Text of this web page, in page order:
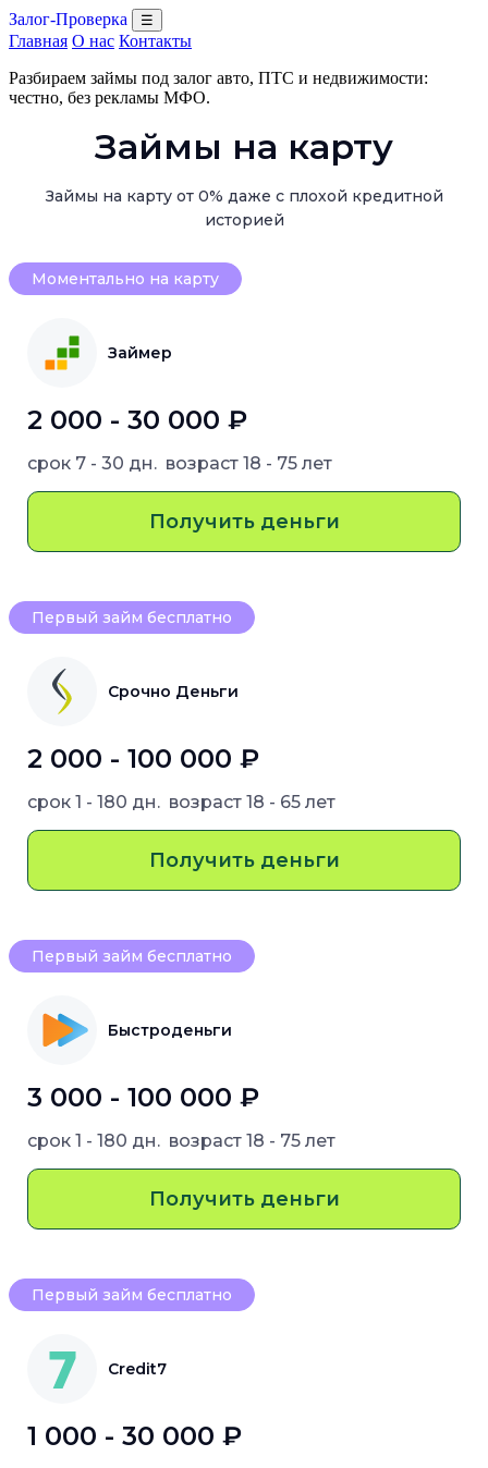
Залог-Проверка ☰
Главная О нас Контакты
Разбираем займы под залог авто, ПТС и недвижимости:
честно, без рекламы МФО.
Займы на карту
Займы на карту от 0% даже с плохой кредитной
историей
Моментально на карту
Займер
2 000 - 30 000 ₽
срок 7 - 30 дн. возраст 18 - 75 лет
Получить деньги
Первый займ бесплатно
Срочно Деньги
2 000 - 100 000 ₽
срок 1 - 180 дн. возраст 18 - 65 лет
Получить деньги
Первый займ бесплатно
Быстроденьги
3 000 - 100 000 ₽
срок 1 - 180 дн. возраст 18 - 75 лет
Получить деньги
Первый займ бесплатно
Credit7
1 000 - 30 000 ₽